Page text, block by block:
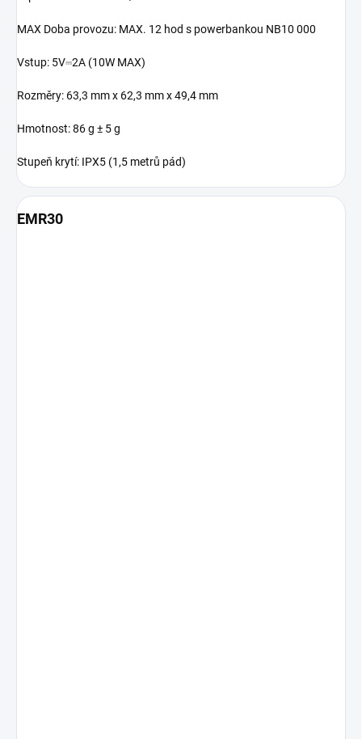
MAX Doba provozu: MAX. 12 hod s powerbankou NB10 000
Vstup: 5V⎓2A (10W MAX)
Rozměry: 63,3 mm x 62,3 mm x 49,4 mm
Hmotnost: 86 g ± 5 g
Stupeň krytí: IPX5 (1,5 metrů pád)
EMR30